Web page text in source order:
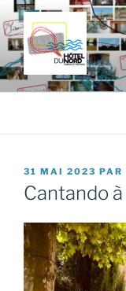
Aller
au
contenu
principal
HÔTEL
Fabrique d'histoires
PUBLIÉ
LE
31 MAI 2023 PAR
Cantando